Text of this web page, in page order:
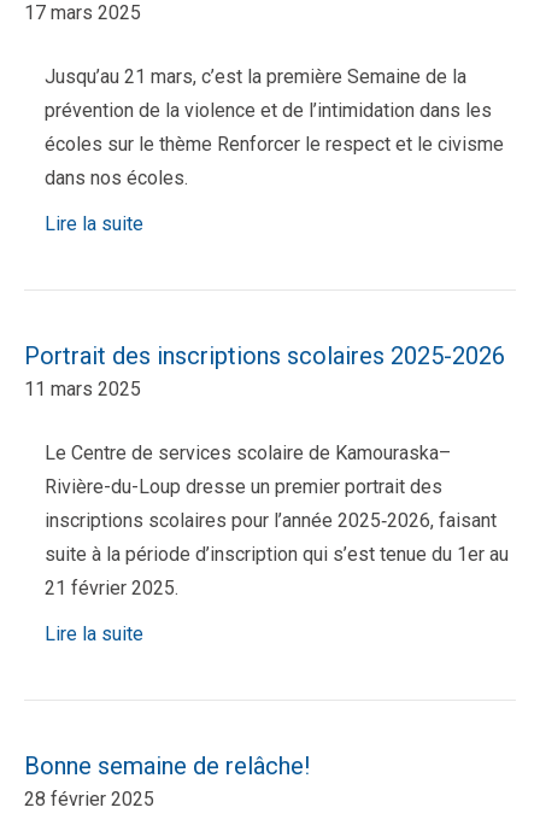
17 mars 2025
Jusqu’au 21 mars, c’est la première Semaine de la
prévention de la violence et de l’intimidation dans les
écoles sur le thème Renforcer le respect et le civisme
dans nos écoles.
Lire la suite
Portrait des inscriptions scolaires 2025-2026
11 mars 2025
Le Centre de services scolaire de Kamouraska–
Rivière-du-Loup dresse un premier portrait des
inscriptions scolaires pour l’année 2025‑2026, faisant
suite à la période d’inscription qui s’est tenue du 1er au
21 février 2025.
Lire la suite
Bonne semaine de relâche!
28 février 2025